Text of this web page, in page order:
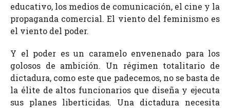
educativo, los medios de comunicación, el cine y la
propaganda comercial. El viento del feminismo es
el viento del poder.
Y el poder es un caramelo envenenado para los
golosos de ambición. Un régimen totalitario de
dictadura, como este que padecemos, no se basta de
la élite de altos funcionarios que diseña y ejecuta
sus planes liberticidas. Una dictadura necesita